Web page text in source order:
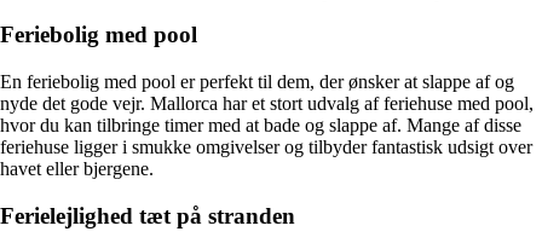
Feriebolig med pool
En feriebolig med pool er perfekt til dem, der ønsker at slappe af og
nyde det gode vejr. Mallorca har et stort udvalg af feriehuse med pool,
hvor du kan tilbringe timer med at bade og slappe af. Mange af disse
feriehuse ligger i smukke omgivelser og tilbyder fantastisk udsigt over
havet eller bjergene.
Ferielejlighed tæt på stranden